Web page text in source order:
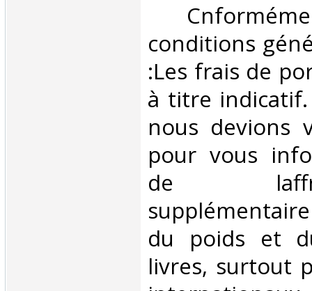
conditions
:Les frais de
à titre
nous devions
pour vous
de
du poids et
livres, surtout